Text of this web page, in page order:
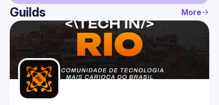
User
Events
Guilds
Guilds More